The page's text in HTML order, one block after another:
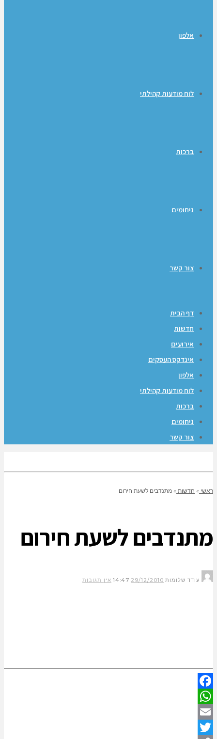
אלפון
לוח מודעות קהילתי
ברכות
ניחומים
צור קשר
דף הבית
חדשות
אירועים
אינדקס העסקים
אלפון
לוח מודעות קהילתי
ברכות
ניחומים
צור קשר
ראשי » חדשות » מתנדבים לשעת חירום
מתנדבים לשעת חירום
עודד שלומות 29/12/2010
14:47 אין תגובות
Facebook
WhatsApp
Email